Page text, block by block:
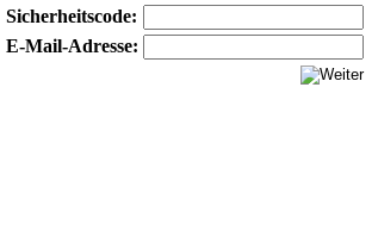
Sicherheitscode:
E-Mail-Adresse: